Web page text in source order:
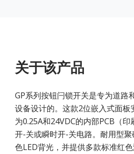
关于该产品
GP系列按钮闩锁开关是专为道路
设备设计的。这款2位嵌入式面板
为0.25A和24VDC的内部PCB（
开-关或瞬时开-关电路。耐用型
色LED背光，并提供多款标准红